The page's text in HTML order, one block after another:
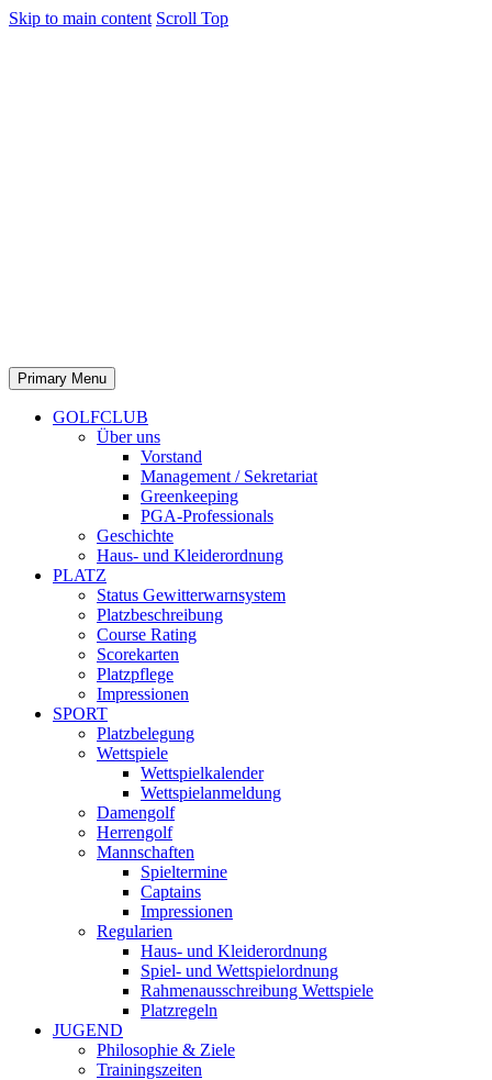
Skip to main content Scroll Top
Primary Menu
GOLFCLUB
Über uns
Vorstand
Management / Sekretariat
Greenkeeping
PGA-Professionals
Geschichte
Haus- und Kleiderordnung
PLATZ
Status Gewitterwarnsystem
Platzbeschreibung
Course Rating
Scorekarten
Platzpflege
Impressionen
SPORT
Platzbelegung
Wettspiele
Wettspielkalender
Wettspielanmeldung
Damengolf
Herrengolf
Mannschaften
Spieltermine
Captains
Impressionen
Regularien
Haus- und Kleiderordnung
Spiel- und Wettspielordnung
Rahmenausschreibung Wettspiele
Platzregeln
JUGEND
Philosophie & Ziele
Trainingszeiten